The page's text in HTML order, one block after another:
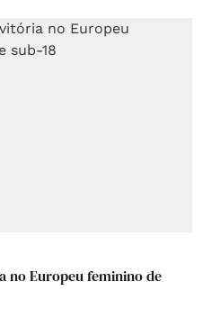
no Europeu feminino de